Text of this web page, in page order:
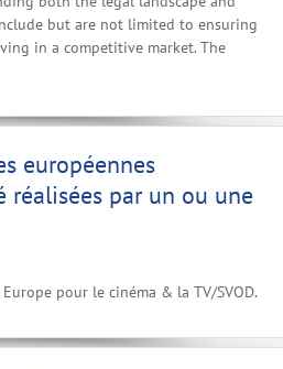
but are not limited to ensuring
in a competitive market. The
européennes
par un ou une
pour le cinéma & la TV/SVOD.